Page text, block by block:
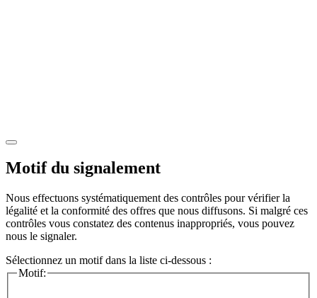
Motif du signalement
Nous effectuons systématiquement des contrôles pour vérifier la
légalité et la conformité des offres que nous diffusons. Si malgré ces
contrôles vous constatez des contenus inappropriés, vous pouvez
nous le signaler.
Sélectionnez un motif dans la liste ci-dessous :
Motif: